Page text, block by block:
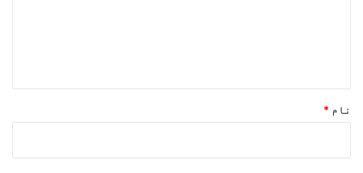
نام *